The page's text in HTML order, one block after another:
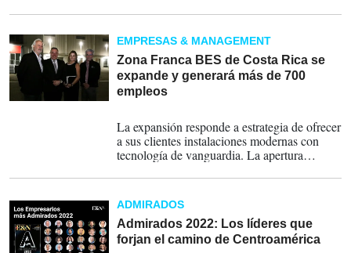
Vargas Montealegre de Cargill.
EMPRESAS & MANAGEMENT
Zona Franca BES de Costa Rica se
expande y generará más de 700
empleos
La expansión responde a estrategia de ofrecer
a sus clientes instalaciones modernas con
tecnología de vanguardia. La apertura
directos y 600 empleos indirectos.
ADMIRADOS
Admirados 2022: Los líderes que
forjan el camino de Centroamérica